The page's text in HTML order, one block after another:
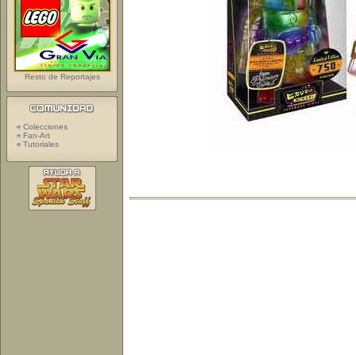
Resto de Reportajes
Colecciones
Fan-Art
Tutoriales